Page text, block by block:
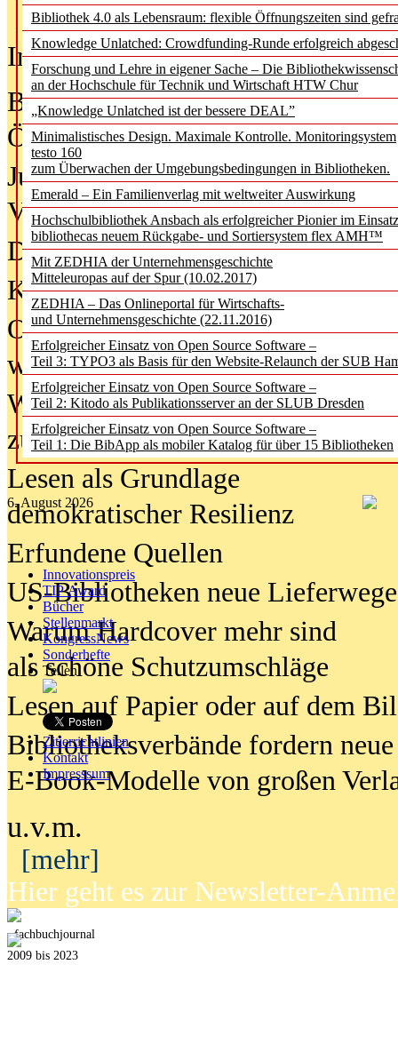
Bibliothek 4.0 als Lebensraum: flexible Öffnungszeiten sind
Knowledge Unlatched: Crowdfunding-Runde erfolgreich
Forschung und Lehre in eigener Sache – Die
an der Hochschule für Technik und Wirtschaft HTW Chur
„Knowledge Unlatched ist der bessere DEAL”
Minimalistisches Design. Maximale Kontrolle. Monitoringsystem
testo 160
zum Überwachen der Umgebungsbedingungen in Bibliotheken.
Emerald – Ein Familienverlag mit weltweiter Auswirkung
Hochschulbibliothek Ansbach als erfolgreicher Pionier im
bibliothecas neuem Rückgabe- und Sortiersystem flex AMH™
Mit ZEDHIA der Unternehmensgeschichte
Mitteleuropas auf der Spur (10.02.2017)
ZEDHIA – Das Onlineportal für Wirtschafts-
und Unternehmensgeschichte (22.11.2016)
Erfolgreicher Einsatz von Open Source Software –
Teil 3: TYPO3 als Basis für den Website-Relaunch der SUB
Erfolgreicher Einsatz von Open Source Software –
Teil 2: Kitodo als Publikationsserver an der SLUB Dresden
Erfolgreicher Einsatz von Open Source Software –
Teil 1: Die BibApp als mobiler Katalog für über 15 Bibliotheken
6. August 2026
Innovationspreis
TIP Award
Bücher
Stellenmarkt
KongressNews
Sonderhefte
Teilen
Zitierrichtlinien
Kontakt
Impresssum
In der Ausgabe05/2026(Juni/Juli
Bürgerforum fordert mehr
Öffentlichkeit
Jugendliche wollen besseren
Verbote
Digitale Langzeit­archi­vierung
KI-Chatbots werden Teil der
Offene Infrastrukturen für
wissenschaftliche
Warum die Debatte über KI-Texte
zu kurz greift
Lesen als Grundlage
demokratischer Resilienz
Erfundene Quellen
US-Bibliotheken neue Lieferwege
Warum Hardcover mehr sind
als schöne Schutzumschläge
Lesen auf Papier oder auf dem
Bibliotheksverbände fordern neue
E-Book-Modelle von großen
u.v.m.
[mehr]
Hier geht es zur Newsletter-
fachbuchjournal
2009 bis 2023